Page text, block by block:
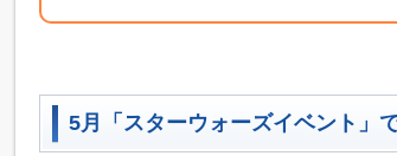
5月「スターウォーズイベント」